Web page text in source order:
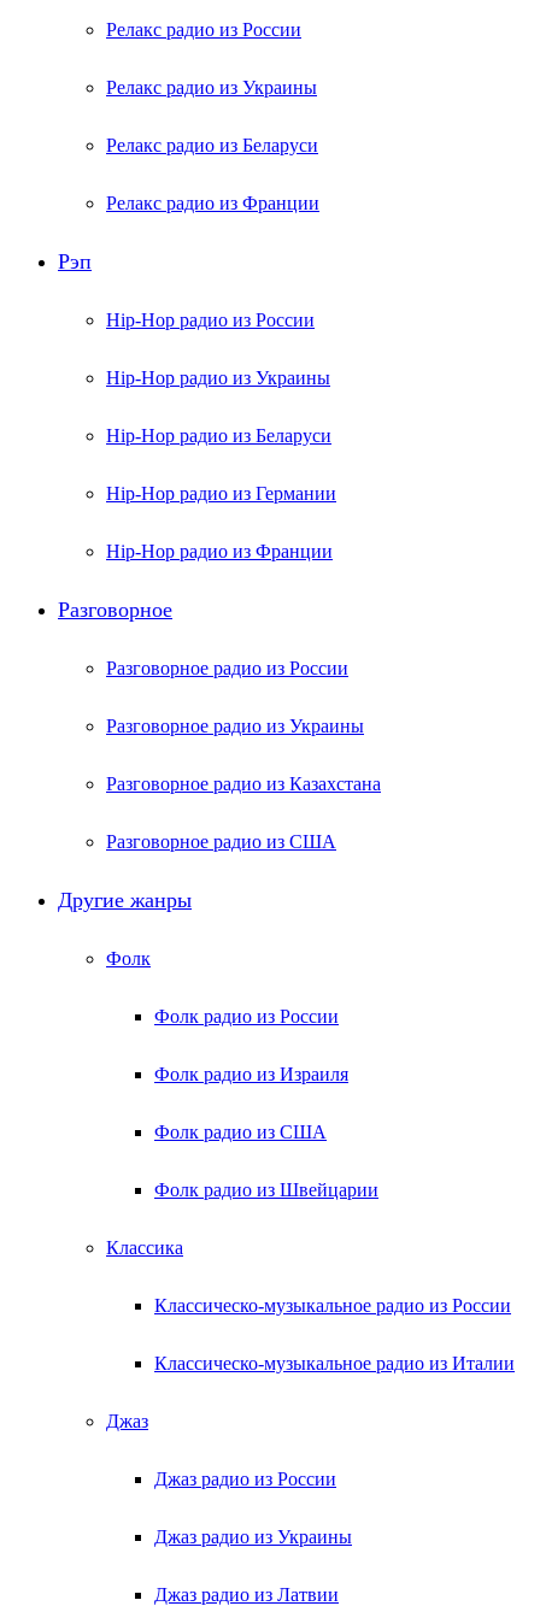
Релакс радио из России
Релакс радио из Украины
Релакс радио из Беларуси
Релакс радио из Франции
Рэп
Hip-Hop радио из России
Hip-Hop радио из Украины
Hip-Hop радио из Беларуси
Hip-Hop радио из Германии
Hip-Hop радио из Франции
Разговорное
Разговорное радио из России
Разговорное радио из Украины
Разговорное радио из Казахстана
Разговорное радио из США
Другие жанры
Фолк
Фолк радио из России
Фолк радио из Израиля
Фолк радио из США
Фолк радио из Швейцарии
Классика
Классическо-музыкальное радио из России
Классическо-музыкальное радио из Италии
Джаз
Джаз радио из России
Джаз радио из Украины
Джаз радио из Латвии